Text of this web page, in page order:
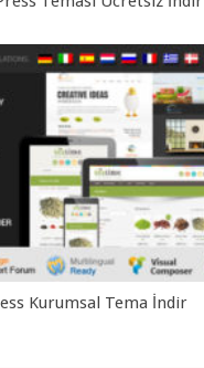
Kurumsal Tema İndir